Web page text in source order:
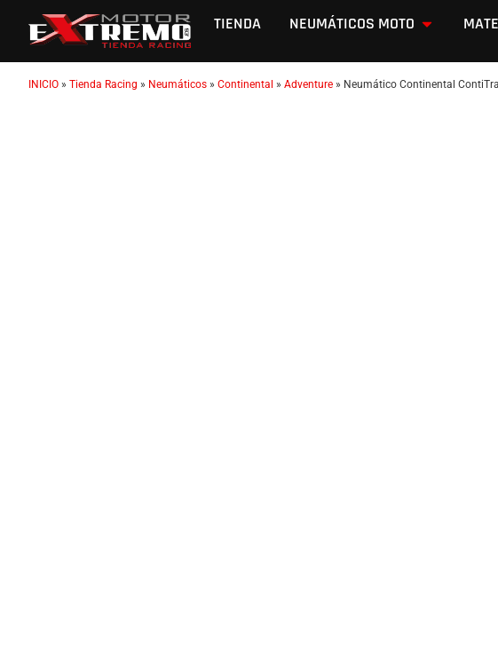
TIENDA NEUMÁTICOS MOTO
INICIO » Tienda Racing » Neumáticos » Continental » Adventure » Neumático Continental